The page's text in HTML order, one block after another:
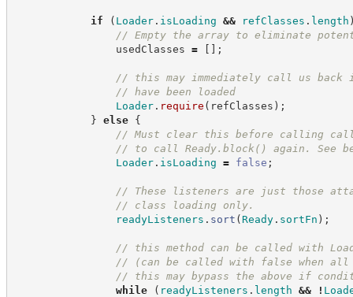
if ( Loader. isLoading && refClasses . length
// Empty the array to eliminate
usedClasses = [ ] ;
// this may immediately call us
// have been loaded
Loader. require ( refClasses ) ;
} else
{
// Must clear this before calling
// to call Ready.block() again. See
Loader. isLoading = false ;
// These listeners are just those
// class loading only.
readyListeners . sort ( Ready. sortFn ) ;
// this method can be called with
// (can be called with false when
// this may bypass the above if
while
( readyListeners . length && !